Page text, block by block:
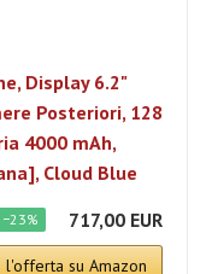
Display 6.2"
Posteriori, 128
4000 mAh,
Cloud Blue
−23% 717,00 EUR
l'offerta su Amazon